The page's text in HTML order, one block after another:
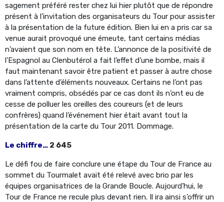
sagement préféré rester chez lui hier plutôt que de répondre
présent à l’invitation des organisateurs du Tour pour assister
à la présentation de la future édition. Bien lui en a pris car sa
venue aurait provoqué une émeute, tant certains médias
n’avaient que son nom en tête. L’annonce de la positivité de
l’Espagnol au Clenbutérol a fait l’effet d’une bombe, mais il
faut maintenant savoir être patient et passer à autre chose
dans l’attente d’éléments nouveaux. Certains ne l’ont pas
vraiment compris, obsédés par ce cas dont ils n’ont eu de
cesse de polluer les oreilles des coureurs (et de leurs
confrères) quand l’événement hier était avant tout la
présentation de la carte du Tour 2011. Dommage.
Le chiffre… 2 645
Le défi fou de faire conclure une étape du Tour de France au
sommet du Tourmalet avait été relevé avec brio par les
équipes organisatrices de la Grande Boucle. Aujourd’hui, le
Tour de France ne recule plus devant rien. Il ira ainsi s’offrir un